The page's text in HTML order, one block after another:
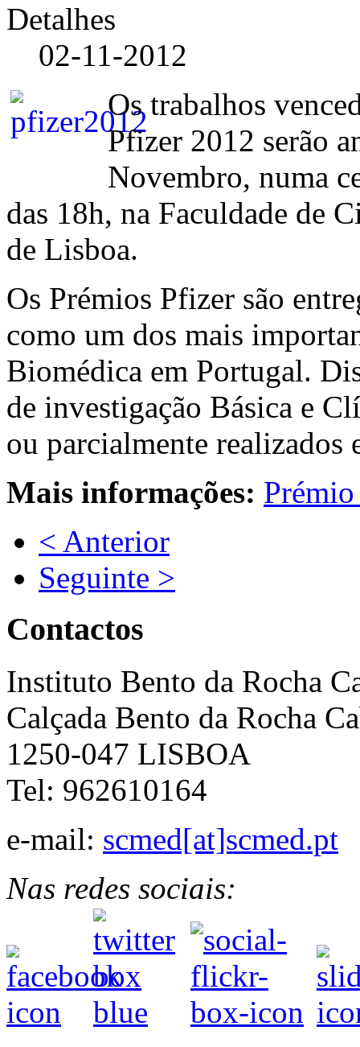
Detalhes
02-11-2012
Os trabalhos
Pfizer 2012 serão
Novembro, numa
das 18h, na Faculdade de
de Lisboa.
Os Prémios Pfizer são
como um dos mais
Biomédica em Portugal.
de investigação Básica e
ou parcialmente realizados
Mais informações:
< Anterior
Seguinte >
Contactos
Instituto Bento da Rocha
Calçada Bento da Rocha
1250-047 LISBOA
Tel: 962610164
e-mail: scmed[at]scmed.pt
Nas redes sociais: